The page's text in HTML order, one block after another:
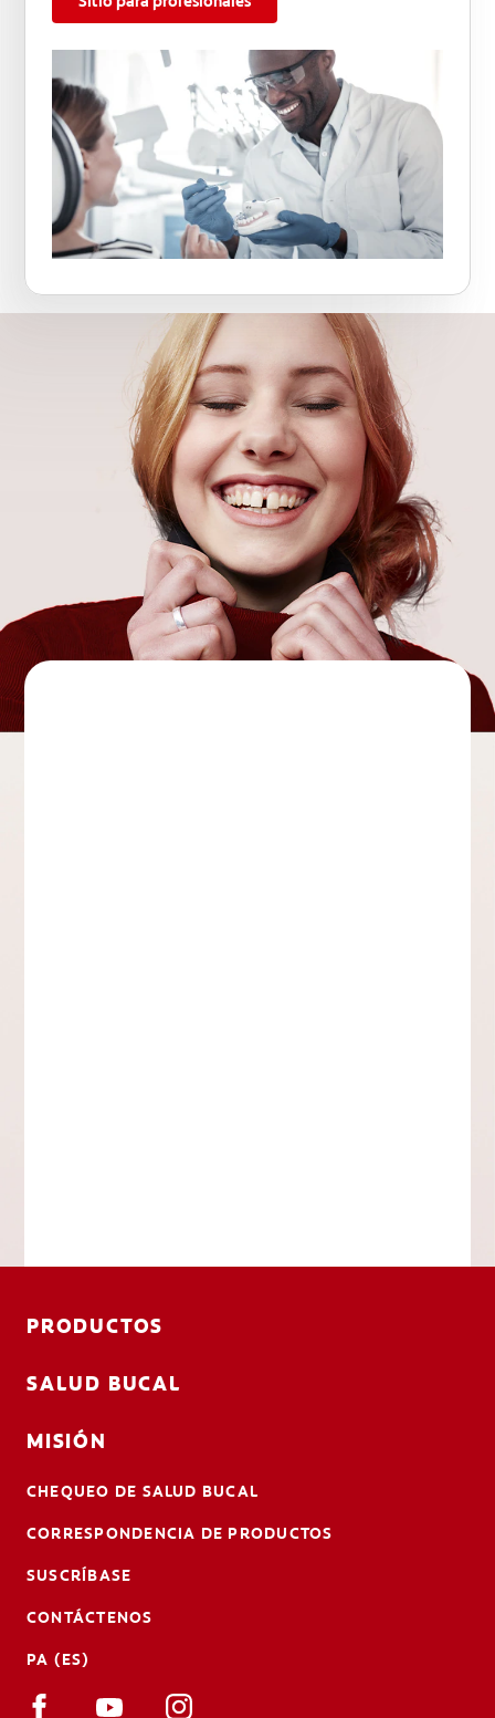
PRODUCTOS
SALUD BUCAL
MISIÓN
CHEQUEO DE SALUD BUCAL
CORRESPONDENCIA DE PRODUCTOS
SUSCRÍBASE
CONTÁCTENOS
PA (ES)